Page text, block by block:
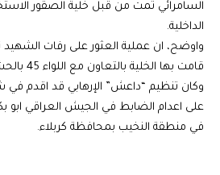
السامرائي تمت من قبل خلية الصقور
الداخلية.
واوضح، ان عملية العثور على رفات الشهيد
قامت بها الخلية بالتعاون مع اللواء 45 بالحشد الشعبي.
على اعدام الضابط في الجيش العراقي ابو
في منطقة النخيب بمحافظة كربلاء.